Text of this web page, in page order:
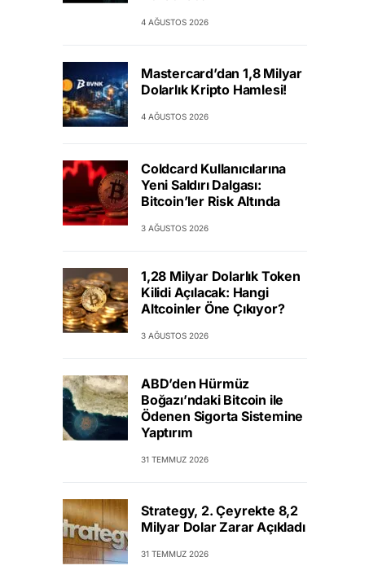
4 AĞUSTOS 2026
Mastercard’dan 1,8 Milyar
Dolarlık Kripto Hamlesi!
4 AĞUSTOS 2026
Coldcard Kullanıcılarına
Yeni Saldırı Dalgası:
Bitcoin’ler Risk Altında
3 AĞUSTOS 2026
1,28 Milyar Dolarlık Token
Kilidi Açılacak: Hangi
Altcoinler Öne Çıkıyor?
3 AĞUSTOS 2026
ABD’den Hürmüz
Boğazı’ndaki Bitcoin ile
Ödenen Sigorta Sistemine
Yaptırım
31 TEMMUZ 2026
Strategy, 2. Çeyrekte 8,2
Milyar Dolar Zarar Açıkladı
31 TEMMUZ 2026